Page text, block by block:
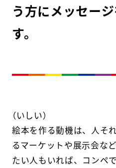
う方にメッセー
す。
（いしい）
絵本を作る動機は、人そ
るマーケットや展示会な
たい人もいれば、コンペ